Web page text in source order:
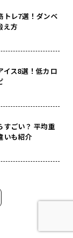
トレ7選！ダンベ
え方
イス8選！低カロ
すごい？ 平均重
いも紹介